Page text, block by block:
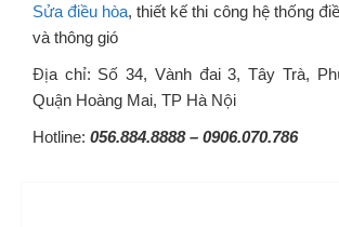
Sửa điều hòa, thiết kế thi công hệ thống
và thông gió
Địa chỉ: Số 34, Vành đai 3, Tây Trà,
Quận Hoàng Mai, TP Hà Nội
Hotline: 056.884.8888– 0906.070.786